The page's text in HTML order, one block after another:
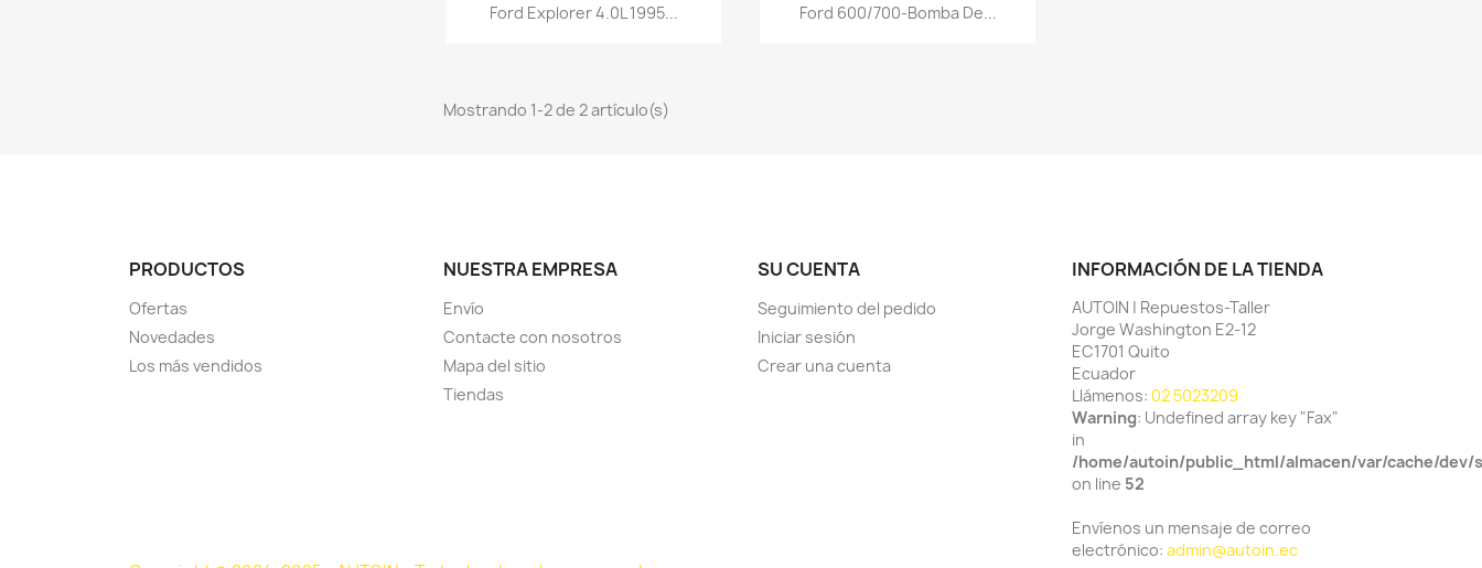
Vista rápida
Ford Explorer 4.0L 1995... Vista rápida
Ford 600/700-Bomba De...
Mostrando 1-2 de 2 artículo(s)
PRODUCTOS
Ofertas
Novedades
Los más vendidos
NUESTRA EMPRESA
Envío
Contacte con nosotros
Mapa del sitio
Tiendas
SU CUENTA
Seguimiento del pedido
Iniciar sesión
Crear una cuenta
INFORMACIÓN DE LA TIENDA
AUTOIN | Repuestos-Taller
Jorge Washington E2-12
EC1701 Quito
Ecuador
Llámenos: 02 5023209
Warning: Undefined array key "Fax"
in
/home/autoin/public_html/almacen/var/cache/
on line 52
Envíenos un mensaje de correo
electrónico: admin@autoin.ec